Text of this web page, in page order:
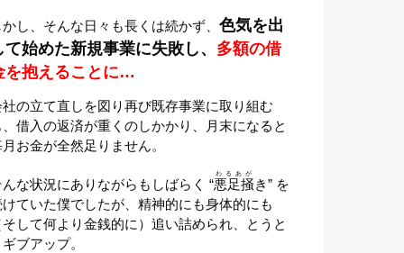
し、そんな日々も長くは続かず、 色気を出
て始めた新規事業に失敗し、 多額の借
を抱えることに…
社の立て直しを図り再び既存事業に取り組む
、借入の返済が重くのしかかり、月末になると
お金が全然足りません。
んな状況にありながらもしばらく “悪足掻
わるあが
き” を
けていた僕でしたが、精神的にも身体的にも
そして何より金銭的に）追い詰められ、とうと
ブアップ。